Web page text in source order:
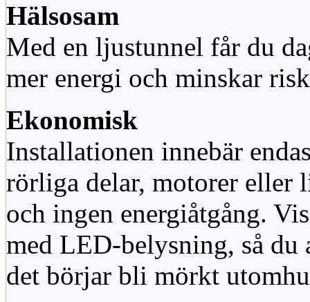
Hälsosam
Med en ljustunnel får du
mer energi och minskar
Ekonomisk
Installationen innebär
rörliga delar, motorer eller
och ingen energiåtgång.
med LED-belysning, så
det börjar bli mörkt